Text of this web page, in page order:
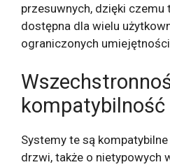
przesuwnych, dzięki
dostępna dla wielu
ograniczonych
kompatybilność
Systemy te są
drzwi, także o nietypowych